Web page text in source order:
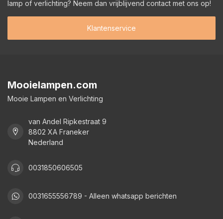
lamp of verlichting? Neem dan vrijblijvend contact met ons op!
Klantenservice
Mooielampen.com
Mooie Lampen en Verlichting
van Andel Ripkestraat 9
8802 XA Franeker
Nederland
0031850606505
0031655556789 - Alleen whatsapp berichten